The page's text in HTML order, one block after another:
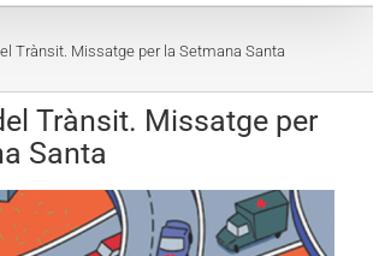
Trànsit. Missatge per la Setmana Santa
Trànsit. Missatge per
Santa